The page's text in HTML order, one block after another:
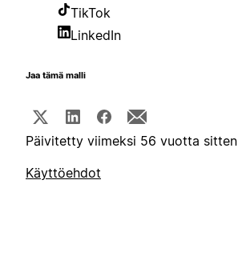
TikTok
LinkedIn
Jaa tämä malli
Päivitetty viimeksi 56 vuotta sitten
Käyttöehdot